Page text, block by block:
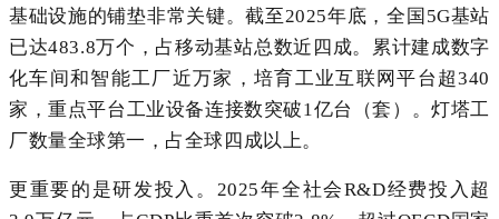
基础设施的铺垫非常关键。截至2025年底，全国5G基站
已达483.8万个，占移动基站总数近四成。累计建成数字
化车间和智能工厂近万家，培育工业互联网平台超340
家，重点平台工业设备连接数突破1亿台（套）。灯塔工
厂数量全球第一，占全球四成以上。
更重要的是研发投入。2025年全社会R&D经费投入超